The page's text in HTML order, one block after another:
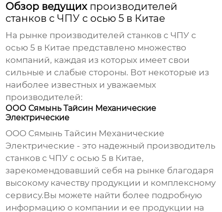
Обзор ведущих производителей
станков с ЧПУ с осью 5 в Китае
На рынке производителей станков с ЧПУ с
осью 5 в Китае представлено множество
компаний, каждая из которых имеет свои
сильные и слабые стороны. Вот некоторые из
наиболее известных и уважаемых
производителей:
ООО Сямынь Тайсин Механические
Электрические
ООО Сямынь Тайсин Механические
Электрические - это надежный производитель
станков с ЧПУ с осью 5 в Китае,
зарекомендовавший себя на рынке благодаря
высокому качеству продукции и комплексному
сервису.Вы можете найти более подробную
информацию о компании и ее продукции на